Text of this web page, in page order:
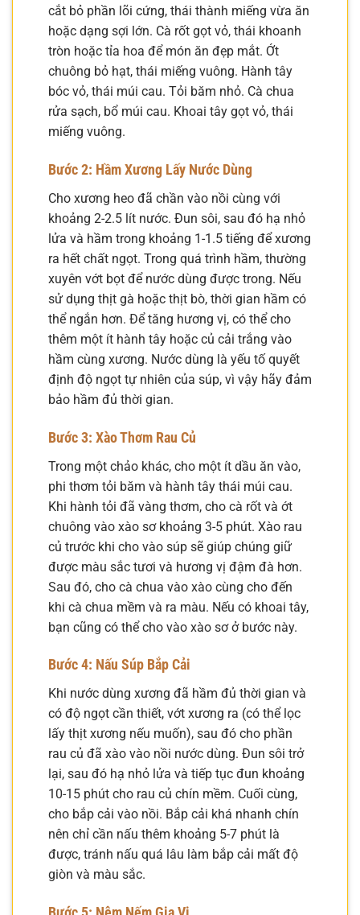
cắt bỏ phần lõi cứng, thái thành miếng vừa ăn
hoặc dạng sợi lớn. Cà rốt gọt vỏ, thái khoanh
tròn hoặc tỉa hoa để món ăn đẹp mắt. Ớt
chuông bỏ hạt, thái miếng vuông. Hành tây
bóc vỏ, thái múi cau. Tỏi băm nhỏ. Cà chua
rửa sạch, bổ múi cau. Khoai tây gọt vỏ, thái
miếng vuông.
Bước 2: Hầm Xương Lấy Nước Dùng
Cho xương heo đã chần vào nồi cùng với
khoảng 2-2.5 lít nước. Đun sôi, sau đó hạ nhỏ
lửa và hầm trong khoảng 1-1.5 tiếng để xương
ra hết chất ngọt. Trong quá trình hầm, thường
xuyên vớt bọt để nước dùng được trong. Nếu
sử dụng thịt gà hoặc thịt bò, thời gian hầm có
thể ngắn hơn. Để tăng hương vị, có thể cho
thêm một ít hành tây hoặc củ cải trắng vào
hầm cùng xương. Nước dùng là yếu tố quyết
định độ ngọt tự nhiên của súp, vì vậy hãy đảm
bảo hầm đủ thời gian.
Bước 3: Xào Thơm Rau Củ
Trong một chảo khác, cho một ít dầu ăn vào,
phi thơm tỏi băm và hành tây thái múi cau.
Khi hành tỏi đã vàng thơm, cho cà rốt và ớt
chuông vào xào sơ khoảng 3-5 phút. Xào rau
củ trước khi cho vào súp sẽ giúp chúng giữ
được màu sắc tươi và hương vị đậm đà hơn.
Sau đó, cho cà chua vào xào cùng cho đến
khi cà chua mềm và ra màu. Nếu có khoai tây,
bạn cũng có thể cho vào xào sơ ở bước này.
Bước 4: Nấu Súp Bắp Cải
Khi nước dùng xương đã hầm đủ thời gian và
có độ ngọt cần thiết, vớt xương ra (có thể lọc
lấy thịt xương nếu muốn), sau đó cho phần
rau củ đã xào vào nồi nước dùng. Đun sôi trở
lại, sau đó hạ nhỏ lửa và tiếp tục đun khoảng
10-15 phút cho rau củ chín mềm. Cuối cùng,
cho bắp cải vào nồi. Bắp cải khá nhanh chín
nên chỉ cần nấu thêm khoảng 5-7 phút là
được, tránh nấu quá lâu làm bắp cải mất độ
giòn và màu sắc.